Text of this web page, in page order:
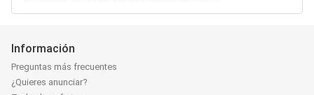
Información
Preguntas más frecuentes
¿Quieres anunciar?